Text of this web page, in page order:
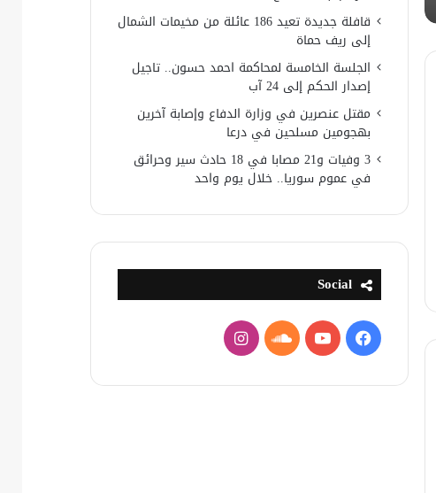
قافلة جديدة تعيد 186 عائلة من مخيمات الشمال
إلى ريف حماة
الجلسة الخامسة لمحاكمة احمد حسون.. تاجيل
إصدار الحكم إلى 24 آب
مقتل عنصرين في وزارة الدفاع وإصابة آخرين
بهجومين مسلحين في درعا
3 وفيات و21 مصابا في 18 حادث سير وحرائق
في عموم سوريا.. خلال يوم واحد
Social
فيسبوكيوتيوبساوندانستقرام